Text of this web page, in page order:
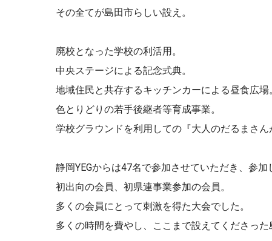
その全てが島田市らしい設え。
廃校となった学校の利活用。
中央ステージによる記念式典。
地域住民と共存するキッチンカーによる昼食広場
色とりどりの若手後継者等育成事業。
学校グラウンドを利用しての『大人のだるまさん
静岡YEGからは47名で参加させていただき、参加
初出向の会員、初県連事業参加の会員。
多くの会員にとって刺激を得た大会でした。
多くの時間を費やし、ここまで設えてくださった